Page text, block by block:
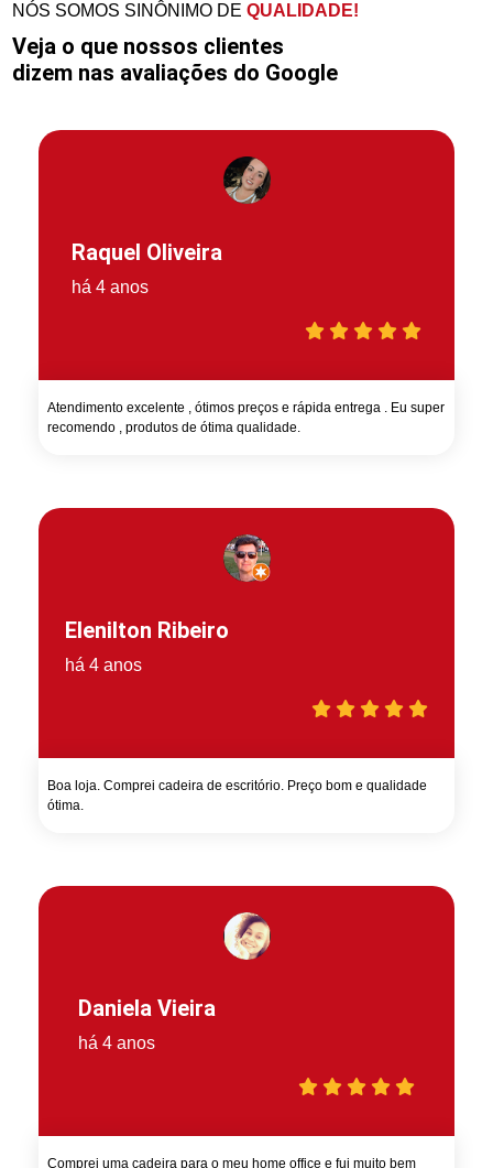
NÓS SOMOS SINÔNIMO DEQUALIDADE!
Veja o que nossos clientes
dizem nas avaliações do Google
Raquel Oliveira
há 4 anos
Atendimento excelente , ótimos preços e rápida entrega . Eu super
recomendo , produtos de ótima qualidade.
Elenilton Ribeiro
há 4 anos
Boa loja. Comprei cadeira de escritório. Preço bom e qualidade
ótima.
Daniela Vieira
há 4 anos
Comprei uma cadeira para o meu home office e fui muito bem